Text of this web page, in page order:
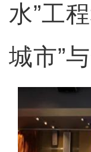
水”工
城市”